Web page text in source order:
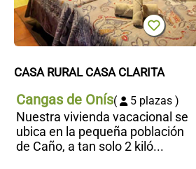
CASA RURAL CASA CLARITA
Cangas de Onís( 5 plazas )
Nuestra vivienda vacacional se
ubica en la pequeña población
de Caño, a tan solo 2 kiló...